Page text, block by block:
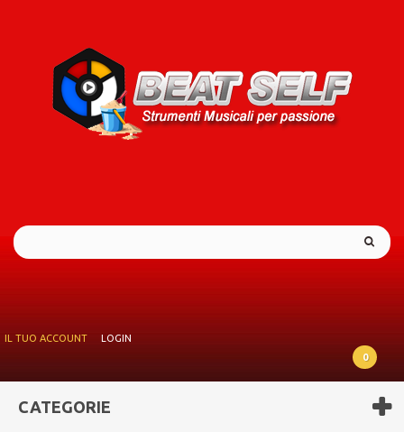
IL TUO ACCOUNT
LOGIN
0
CATEGORIE